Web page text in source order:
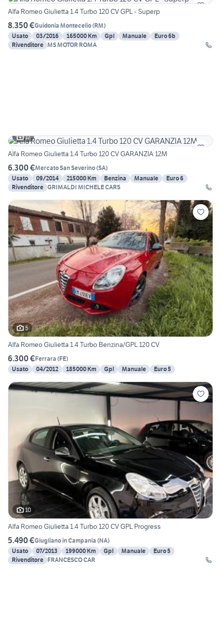
Alfa Romeo Giulietta 1.4 Turbo 120 CV GPL - Superp
8.350 €Guidonia Montecelio(RM)
Usato
03/2016 165000 Km Gpl Manuale
Euro 6b
Rivenditore MS MOTOR ROMA
17
Alfa Romeo Giulietta 1.4 Turbo 120 CV GARANZIA 12M
6.300 €Mercato San Severino(SA)
Usato
09/2014 215000 Km Benzina Manuale
Euro 6
Rivenditore GRIMALDI MICHELE CARS
5
Alfa Romeo Giulietta 1.4 Turbo Benzina/GPL 120 CV
6.300 €Ferrara (FE)
Usato
04/2012 185000 Km Gpl Manuale Euro 5
10
Alfa Romeo Giulietta 1.4 Turbo 120 CV GPL Progress
5.490 €Giugliano in Campania (NA)
Usato
07/2013 199000 Km Gpl Manuale
Euro 5
Rivenditore FRANCESCO CAR